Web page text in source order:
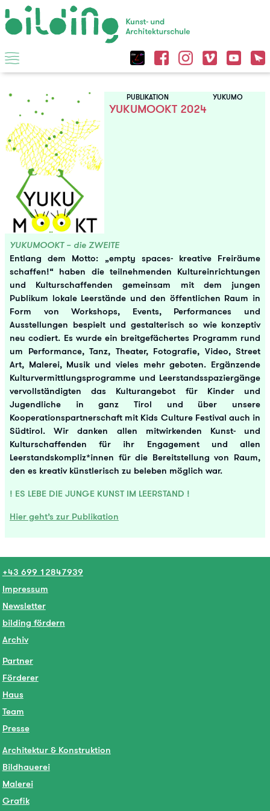
PUBLIKATION YUKUMO
YUKUMOOKT 2024
YUKUMOOKT – die ZWEITE
Entlang dem Motto: „empty spaces- kreative Freiräume
schaffen!“ haben die teilnehmenden Kultureinrichtungen
und Kulturschaffenden gemeinsam mit dem jungen
Publikum lokale Leerstände und den öffentlichen Raum in
Form von Workshops, Events, Performances und
Ausstellungen bespielt und gestalterisch so wie konzeptiv
neu codiert. Es wurde ein breitgefächertes Programm rund
um Performance, Tanz, Theater, Fotografie, Video, Street
Art, Malerei, Musik und vieles mehr geboten. Ergänzende
Kulturvermittlungsprogramme und Leerstandsspaziergänge
vervollständigten das Kulturangebot für Kinder und
Jugendliche in ganz Tirol und über unsere
Kooperationspartnerschaft mit Kids Culture Festival auch in
Südtirol. Wir danken allen mitwirkenden Kunst- und
Kulturschaffenden für ihr Engagement und allen
Leerstandskompliz*innen für die Bereitstellung von Raum,
den es kreativ künstlerisch zu beleben möglich war.
! ES LEBE DIE JUNGE KUNST IM LEERSTAND !
Hier geht’s zur Publikation
+43 699 12847939
Impressum
Newsletter
bilding fördern
Archiv
Partner
Förderer
Haus
Team
Presse
Architektur & Konstruktion
Bildhauerei
Malerei
Grafik